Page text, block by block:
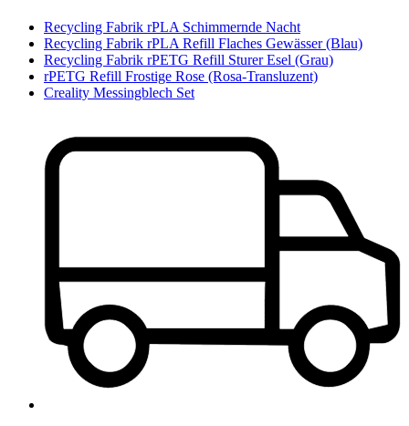
Recycling Fabrik rPLA Schimmernde Nacht
Recycling Fabrik rPLA Refill Flaches Gewässer (Blau)
Recycling Fabrik rPETG Refill Sturer Esel (Grau)
rPETG Refill Frostige Rose (Rosa-Transluzent)
Creality Messingblech Set